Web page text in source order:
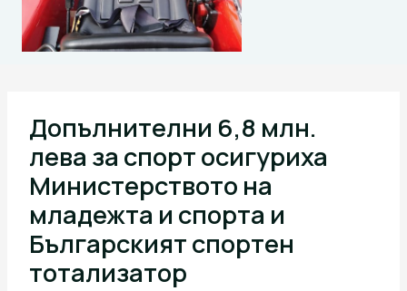
Допълнителни 6,8 млн.
лева за спорт осигуриха
Министерството на
младежта и спорта и
Българският спортен
тотализатор